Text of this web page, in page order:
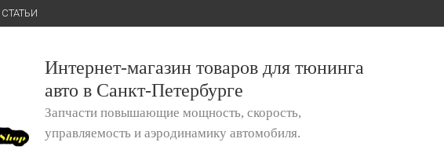
СТАТЬИ
Интернет-магазин товаров для тюнинга
авто в Санкт-Петербурге
Запчасти повышающие мощность, скорость,
управляемость и аэродинамику автомобиля.